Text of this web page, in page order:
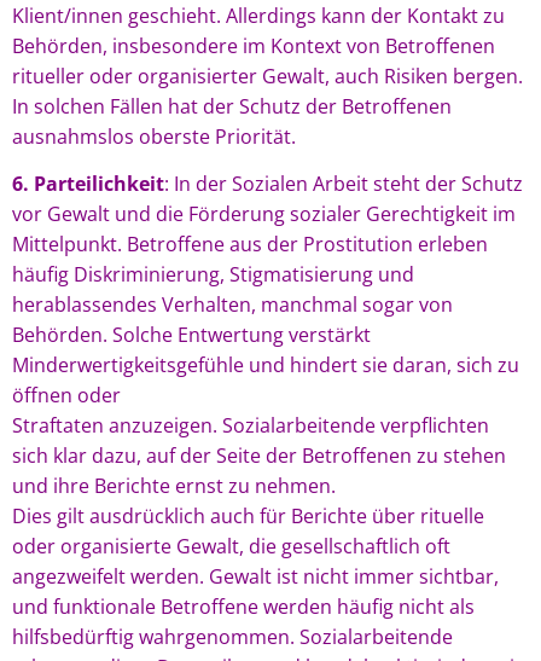
Klient/innen geschieht. Allerdings kann der Kontakt zu
Behörden, insbesondere im Kontext von Betroffenen
ritueller oder organisierter Gewalt, auch Risiken bergen.
In solchen Fällen hat der Schutz der Betroffenen
ausnahmslos oberste Priorität.
6. Parteilichkeit: In der Sozialen Arbeit steht der Schutz
vor Gewalt und die Förderung sozialer Gerechtigkeit im
Mittelpunkt. Betroffene aus der Prostitution erleben
häufig Diskriminierung, Stigmatisierung und
herablassendes Verhalten, manchmal sogar von
Behörden. Solche Entwertung verstärkt
Minderwertigkeitsgefühle und hindert sie daran, sich zu
öffnen oder
Straftaten anzuzeigen. Sozialarbeitende verpflichten
sich klar dazu, auf der Seite der Betroffenen zu stehen
und ihre Berichte ernst zu nehmen.
Dies gilt ausdrücklich auch für Berichte über rituelle
oder organisierte Gewalt, die gesellschaftlich oft
angezweifelt werden. Gewalt ist nicht immer sichtbar,
und funktionale Betroffene werden häufig nicht als
hilfsbedürftig wahrgenommen. Sozialarbeitende